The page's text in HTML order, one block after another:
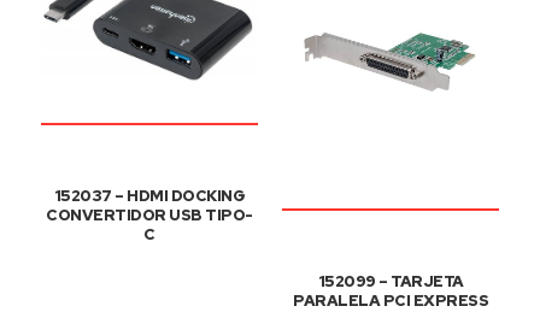
152037 – HDMI DOCKING
CONVERTIDOR USB TIPO-
C
152099 – TARJETA
PARALELA PCI EXPRESS